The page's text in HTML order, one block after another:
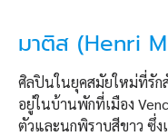
มาติส (Henri
ศิลปินในยุคสมัยใหม่ที่รัก
อยู่ในบ้านพักที่เมือง
ตัวและนกพิราบสีขาว ซึ่